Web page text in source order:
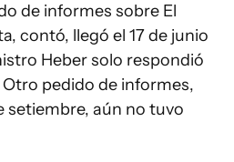
de informes sobre El
contó, llegó el 17 de junio
Heber solo respondió
pedido de informes,
setiembre, aún no tuvo